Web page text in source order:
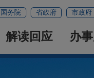
国务院 省政府 市政府
解读回应 办